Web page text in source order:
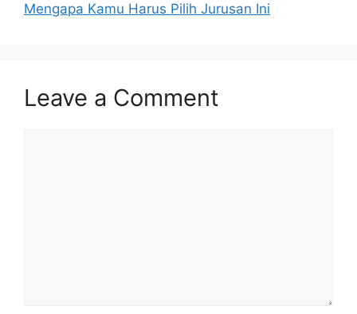
Mengapa Kamu Harus Pilih Jurusan Ini
Leave a Comment